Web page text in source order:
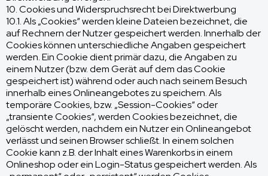
10. Cookies und Widerspruchsrecht bei Direktwerbung
10.1. Als „Cookies“ werden kleine Dateien bezeichnet, die
auf Rechnern der Nutzer gespeichert werden. Innerhalb der
Cookies können unterschiedliche Angaben gespeichert
werden. Ein Cookie dient primär dazu, die Angaben zu
einem Nutzer (bzw. dem Gerät auf dem das Cookie
gespeichert ist) während oder auch nach seinem Besuch
innerhalb eines Onlineangebotes zu speichern. Als
temporäre Cookies, bzw. „Session-Cookies“ oder
„transiente Cookies“, werden Cookies bezeichnet, die
gelöscht werden, nachdem ein Nutzer ein Onlineangebot
verlässt und seinen Browser schließt. In einem solchen
Cookie kann z.B. der Inhalt eines Warenkorbs in einem
Onlineshop oder ein Login-Status gespeichert werden. Als